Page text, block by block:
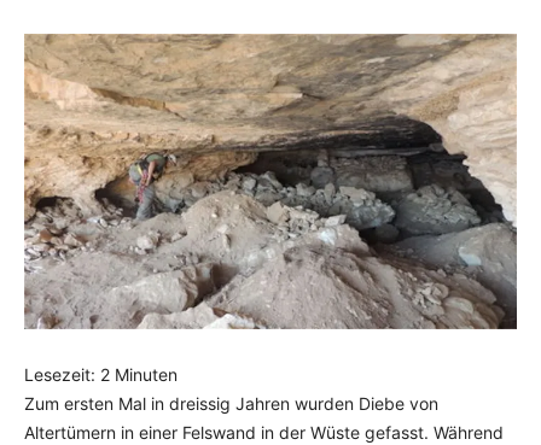
Lesezeit: 2 Minuten
Zum ersten Mal in dreissig Jahren wurden Diebe von
Altertümern in einer Felswand in der Wüste gefasst. Während